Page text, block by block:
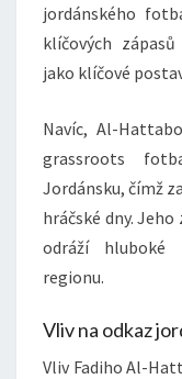
jordánského
klíčových
jako klíčové
Navíc, Al-
grassroots
Jordánsku, čímž
hráčské dny.
odráží hluboké
regionu.
Vliv na odkaz
Vliv Fadiho Al-